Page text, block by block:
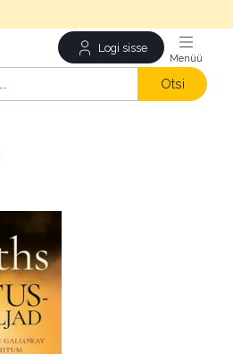
Logi sisse
Otsi